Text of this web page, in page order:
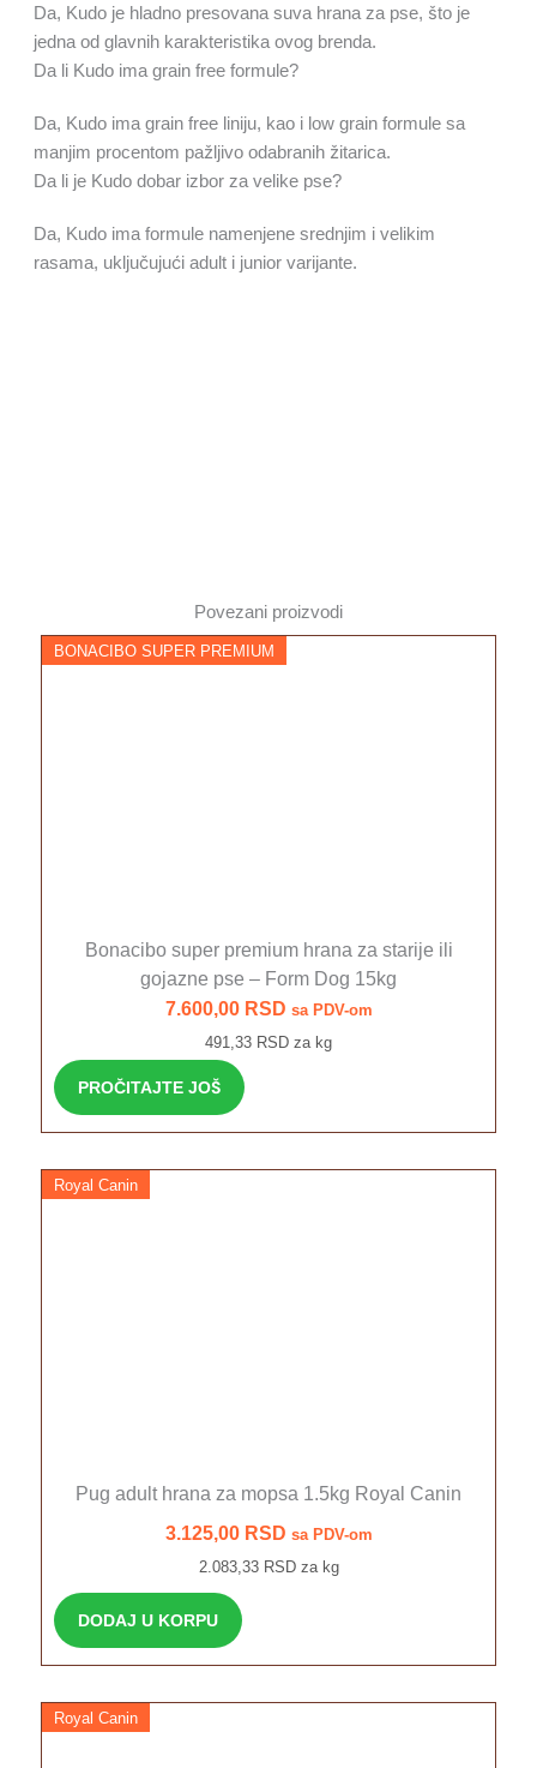
Da, Kudo je hladno presovana suva hrana za pse, što je
jedna od glavnih karakteristika ovog brenda.
Da li Kudo ima grain free formule?
Da, Kudo ima grain free liniju, kao i low grain formule sa
manjim procentom pažljivo odabranih žitarica.
Da li je Kudo dobar izbor za velike pse?
Da, Kudo ima formule namenjene srednjim i velikim
rasama, uključujući adult i junior varijante.
Povezani proizvodi
BONACIBO SUPER PREMIUM
Bonacibo super premium hrana za starije ili
gojazne pse – Form Dog 15kg
7.600,00 RSD sa PDV-om
491,33 RSD za kg
PROČITAJTE JOŠ
Royal Canin
Pug adult hrana za mopsa 1.5kg Royal Canin
3.125,00 RSD sa PDV-om
2.083,33 RSD za kg
DODAJ U KORPU
Royal Canin